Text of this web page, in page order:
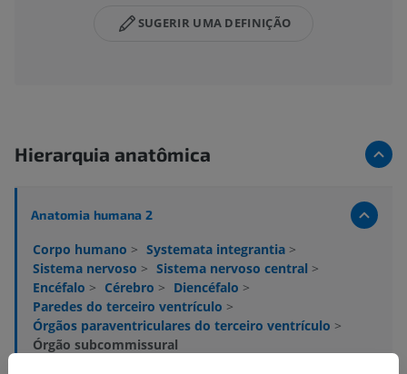
SUGERIR UMA DEFINIÇÃO
Hierarquia anatômica
Anatomia humana 2
Corpo humano > Systemata integrantia >
Sistema nervoso > Sistema nervoso central >
Encéfalo > Cérebro > Diencéfalo >
Paredes do terceiro ventrículo >
Órgãos paraventriculares do terceiro ventrículo >
Órgão subcommissural